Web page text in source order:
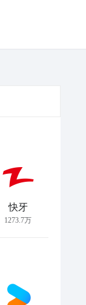
快牙
1273.7万